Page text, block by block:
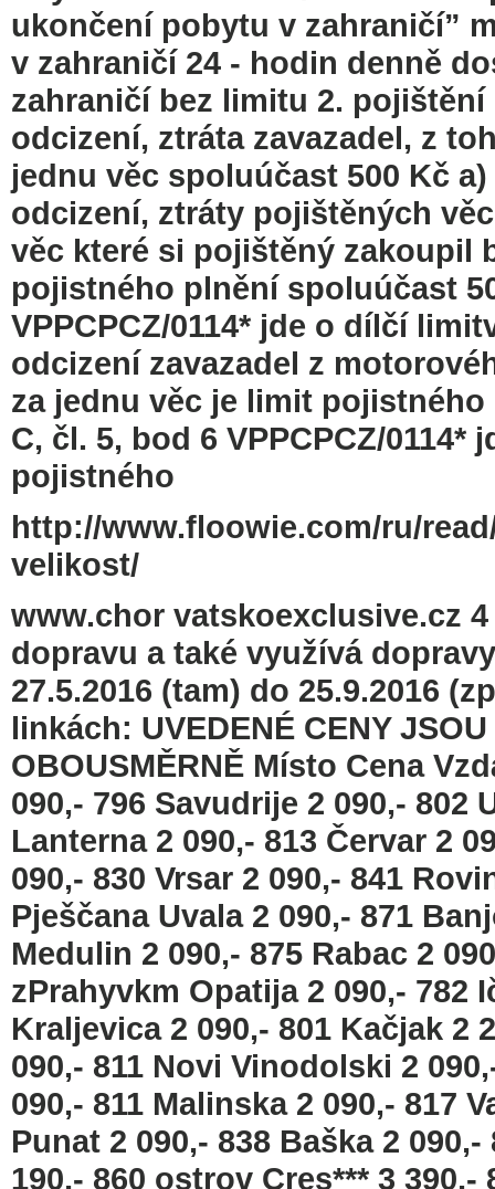
ukončení pobytu v zahraničí”
v zahraničí 24 - hodin denně
zahraničí bez limitu 2.
odcizení, ztráta zavazadel, z
jednu věc spoluúčast 500 Kč
odcizení, ztráty pojištěných
věc které si pojištěný zakoupil
pojistného plnění spoluúčast
VPPCPCZ/0114* jde o dílčí
odcizení zavazadel z
za jednu věc je limit
C, čl. 5, bod 6 VPPCPCZ/
pojistného
http://www.floowie.com/ru/
velikost/
www.chor vatskoexclusive.cz
dopravu a také využívá
27.5.2016 (tam) do 25.9.2016
linkách: UVEDENÉ CENY
OBOUSMĚRNĚ Místo Cena
090,- 796 Savudrije 2 090,- 802
Lanterna 2 090,- 813 Červar 2
090,- 830 Vrsar 2 090,- 841
Pješčana Uvala 2 090,- 871
Medulin 2 090,- 875 Rabac 2
zPrahyvkm Opatija 2 090,- 782
Kraljevica 2 090,- 801 Kačjak 2
090,- 811 Novi Vinodolski 2
090,- 811 Malinska 2 090,- 817
Punat 2 090,- 838 Baška 2
190,- 860 ostrov Cres*** 3